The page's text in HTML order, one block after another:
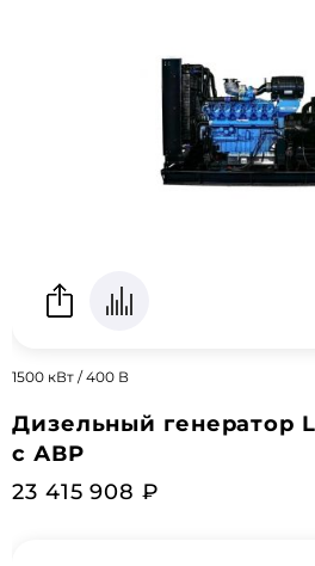
1500 кВт / 400 В
Дизельный генератор
с АВР
23 415 908 ₽